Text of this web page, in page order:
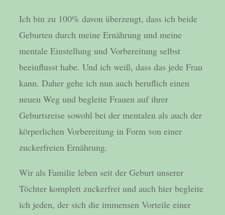
Ich bin zu 100% davon überzeugt, dass ich beide
Geburten durch meine Ernährung und meine
mentale Einstellung und Vorbereitung selbst
beeinflusst habe. Und ich weiß, dass das jede Frau
kann. Daher gehe ich nun auch beruflich einen
neuen Weg und begleite Frauen auf ihrer
Geburtsreise sowohl bei der mentalen als auch der
körperlichen Vorbereitung in Form von einer
zuckerfreien Ernährung.
Wir als Familie leben seit der Geburt unserer
Töchter komplett zuckerfrei und auch hier begleite
ich jeden, der sich die immensen Vorteile einer